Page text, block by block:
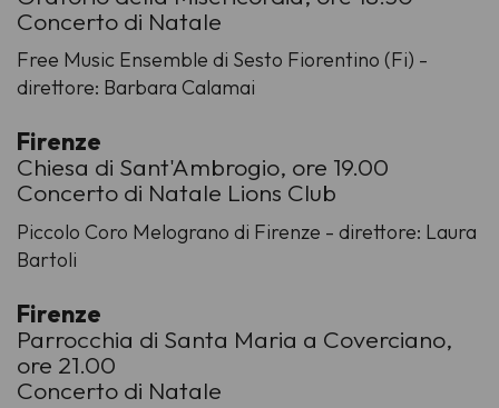
Concerto di Natale
Free Music Ensemble di Sesto Fiorentino (Fi) -
direttore: Barbara Calamai
Firenze
Chiesa di Sant'Ambrogio, ore 19.00
Concerto di Natale Lions Club
Piccolo Coro Melograno di Firenze - direttore: Laura
Bartoli
Firenze
Parrocchia di Santa Maria a Coverciano,
ore 21.00
Concerto di Natale